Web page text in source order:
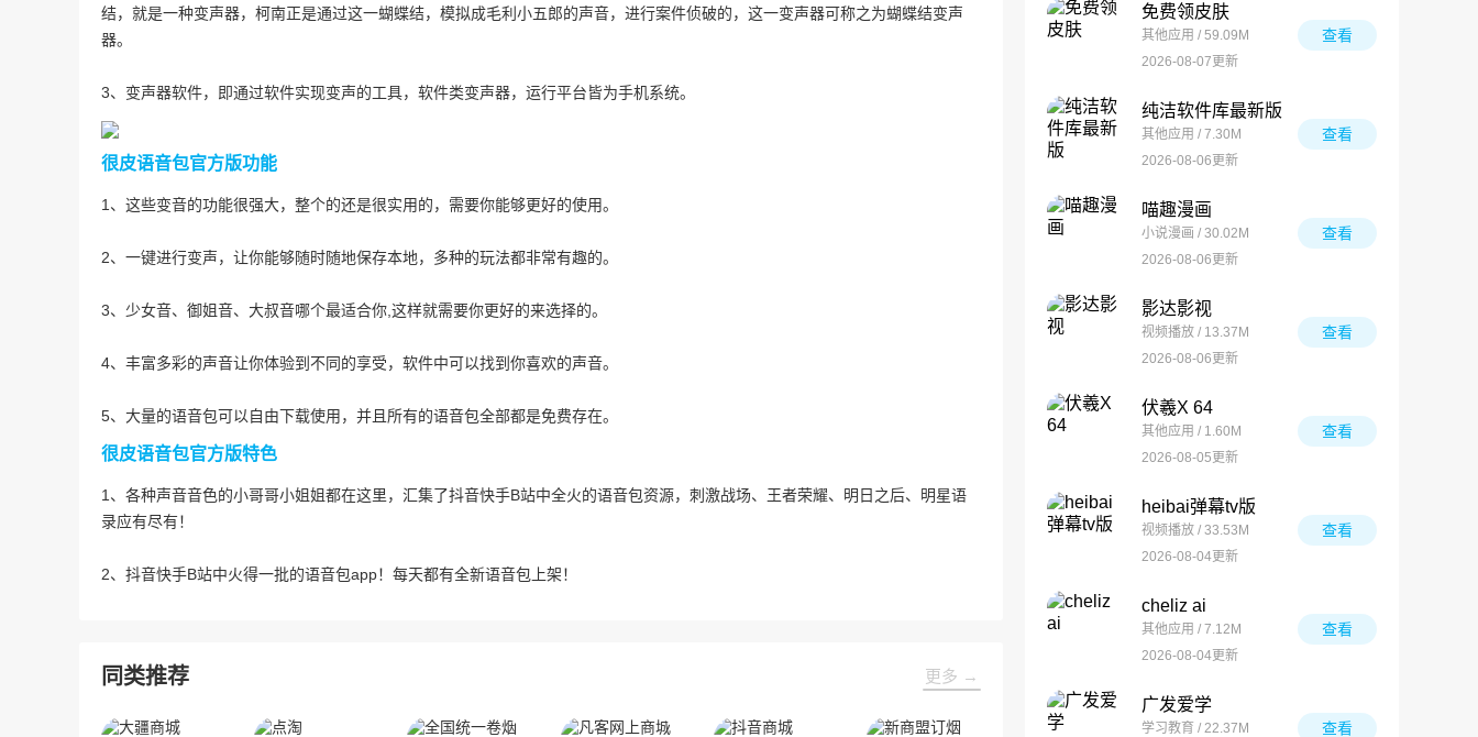
结，就是一种变声器，柯南正是通过这一蝴蝶结，模拟成毛利小五郎的声音，进行案件侦破的，这一变声器可称之为蝴蝶结变声
器。
3、变声器软件，即通过软件实现变声的工具，软件类变声器，运行平台皆为手机系统。
很皮语音包官方版功能
1、这些变音的功能很强大，整个的还是很实用的，需要你能够更好的使用。
2、一键进行变声，让你能够随时随地保存本地，多种的玩法都非常有趣的。
3、少女音、御姐音、大叔音哪个最适合你,这样就需要你更好的来选择的。
4、丰富多彩的声音让你体验到不同的享受，软件中可以找到你喜欢的声音。
5、大量的语音包可以自由下载使用，并且所有的语音包全部都是免费存在。
很皮语音包官方版特色
1、各种声音音色的小哥哥小姐姐都在这里，汇集了抖音快手B站中全火的语音包资源，刺激战场、王者荣耀、明日之后、明星语
录应有尽有！
2、抖音快手B站中火得一批的语音包app！每天都有全新语音包上架！
同类推荐 更多 →
免费领皮肤
其他应用 / 59.09M
2026-08-07更新
查看
纯洁软件库最新版
其他应用 / 7.30M
2026-08-06更新
查看
喵趣漫画
小说漫画 / 30.02M
2026-08-06更新
查看
影达影视
视频播放 / 13.37M
2026-08-06更新
查看
伏羲X 64
其他应用 / 1.60M
2026-08-05更新
查看
heibai弹幕tv版
视频播放 / 33.53M
2026-08-04更新
查看
cheliz ai
其他应用 / 7.12M
2026-08-04更新
查看
广发爱学
学习教育 / 22.37M
查看